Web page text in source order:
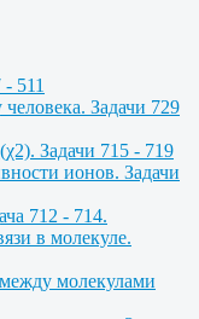
511
Задачи 729
Задачи 715 - 719
ионов. Задачи
712 - 714.
в молекуле.
молекулами